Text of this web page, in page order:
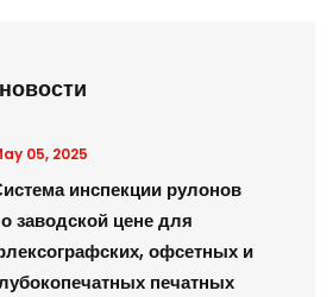
05, 2025
инспекции рулонов
заводской цене для
офсетных и
печатных